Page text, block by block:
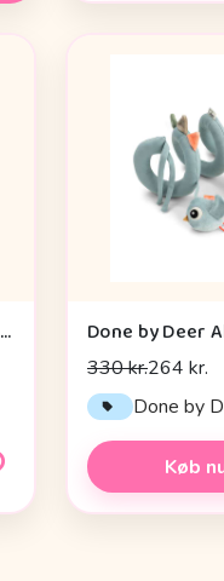
Done by Deer Aktivitetsgulvspejl - Dotti - Sand
330 kr.264 kr.
Done by
Køb